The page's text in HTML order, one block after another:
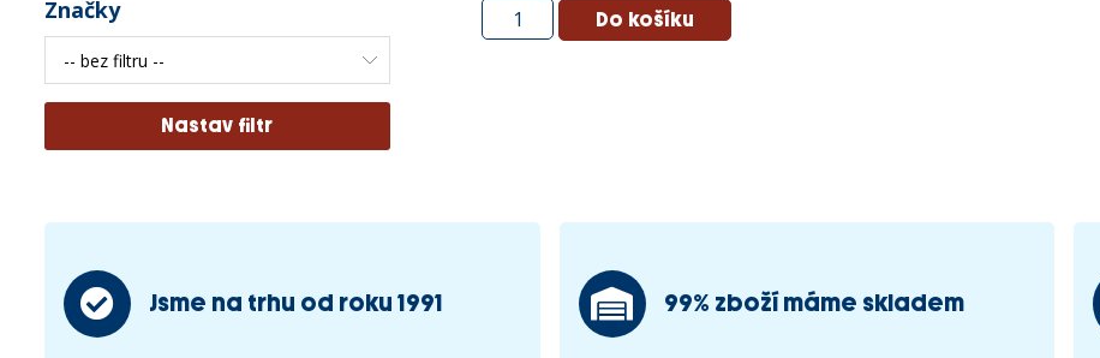
Značky
Jsme na trhu od roku 1991 99% zboží máme skladem